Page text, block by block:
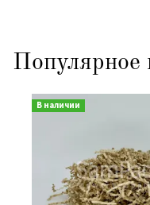
Популярное
В наличии